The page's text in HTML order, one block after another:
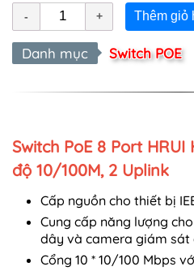
Thêm giỏ
Danh mục Switch POE
Switch PoE 8 Port HRUI
độ 10/100M, 2 Uplink
Cấp nguồn cho thiết bị
Cung cấp năng lượng
dây và camera giám sát
Cổng 10 * 10/100 Mbps